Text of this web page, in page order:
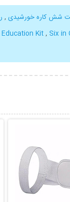
شش کاره خورشیدی ,
Kit, Six in